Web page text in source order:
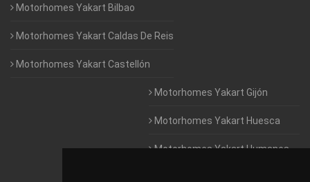
Motorhomes Yakart Bilbao
Motorhomes Yakart Caldas De Reis
Motorhomes Yakart Castellón
Motorhomes Yakart Gijón
Motorhomes Yakart Huesca
Motorhomes Yakart Humanes